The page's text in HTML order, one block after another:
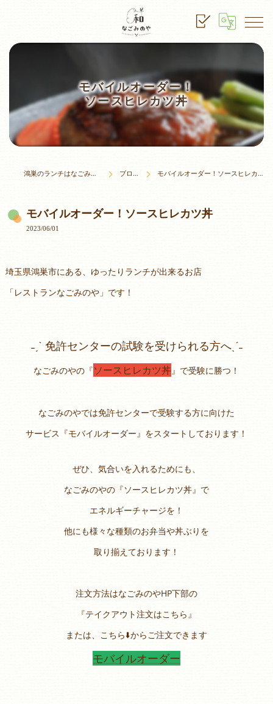
モバイルオーダー！
ソースヒレカツ丼
鴻巣のランチはなごみのや ブログ モバイルオーダー！ソースヒレカツ丼
モバイルオーダー！ソースヒレカツ丼
2023/06/01
埼玉県鴻巣市にある、ゆったりランチが出来るお店
「レストランなごみのや」です！
˗ˏˋ 免許センターの試験を受けられる方へˎˊ˗
なごみのやの『ソースヒレカツ丼』で受験に勝つ！
なごみのやでは免許センターで受験する方に向けた
サービス『モバイルオーダー』をスタートしております！
ぜひ、気合いを入れるためにも、
なごみのやの『ソースヒレカツ丼』で
エネルギーチャージを！
他にも様々な種類のお弁当や丼ぶりを
取り揃えております！
注文方法はなごみのやHP下部の
『テイクアウト注文はこちら』
または、こちら⬇️からご注文できます
モバイルオーダー